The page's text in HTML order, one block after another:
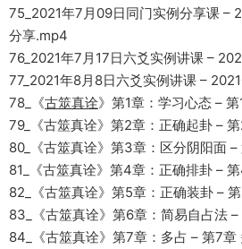
75_2021年7月09日同门实例分享课 –
分享.mp4
76_2021年7月17日六爻实例讲课 –
77_2021年8月8日六爻实例讲课 –
78_《古筮真诠》第1章：学习心态 –
79_《古筮真诠》第2章：正确起卦 –
80_《古筮真诠》第3章：区分阴阳面
81_《古筮真诠》第4章：正确排卦 –
82_《古筮真诠》第5章：正确装卦 –
83_《古筮真诠》第6章：简易自占法
84_《古筮真诠》第7章：多占 – 第7章